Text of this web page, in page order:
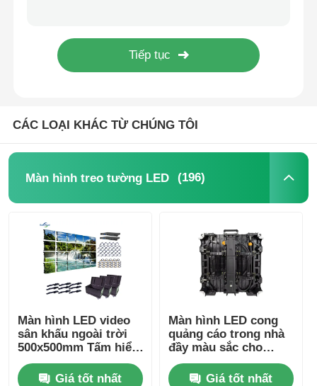
Yêu cầu báo giá
Màn hình hiển thị LED
Màn hình LED cho buổi hòa nhạc
Tường video LED COB
Màn hình SMD LED
CÁC LOẠI KHÁC TỪ CHÚNG TÔI
Màn hình treo tường LED (196)
Màn hình LED video
sân khấu ngoài trời
500x500mm Tấm hiển
thị P3.91
Giá tốt nhất
Màn hình LED cong
quảng cáo trong nhà
đầy màu sắc cho
thuê, độ sáng
800mcd-1000mcd
Giá tốt nhất